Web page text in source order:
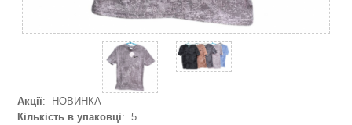
Акції: НОВИНКА
Кількість в упаковці: 5